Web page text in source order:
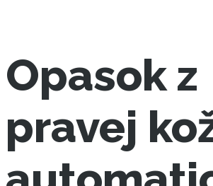
Opasok z
pravej